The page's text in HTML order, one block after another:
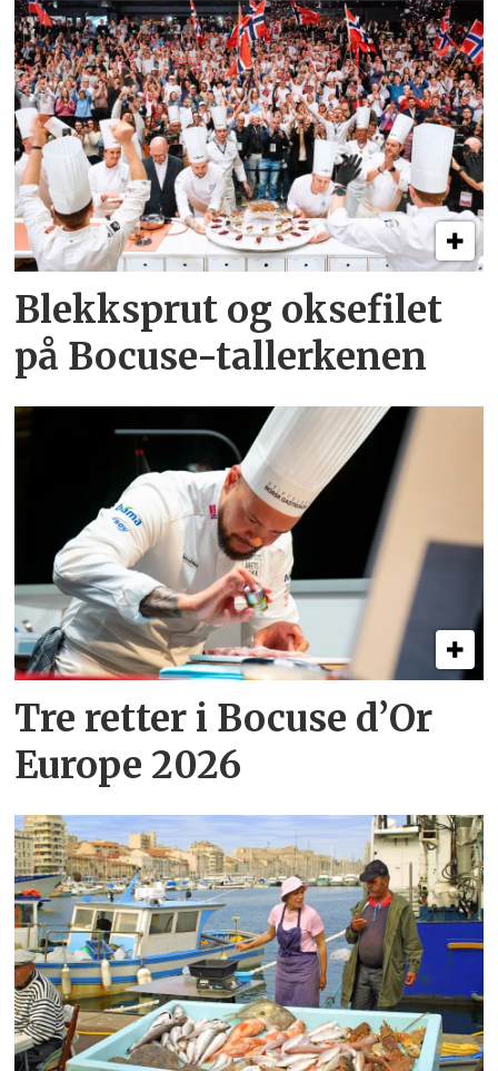
Blekksprut og oksefilet
på Bocuse-tallerkenen
Tre retter i Bocuse d’Or
Europe 2026